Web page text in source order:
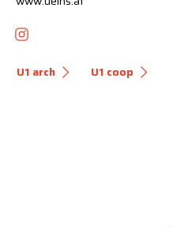
U1 arch U1 coop